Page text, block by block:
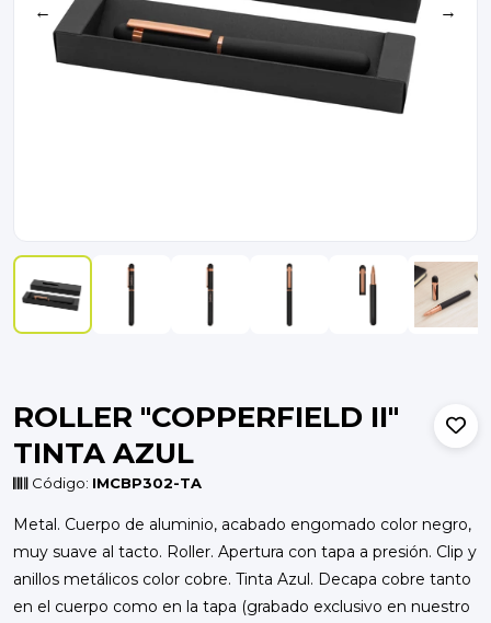
← →
ROLLER "COPPERFIELD II"
TINTA AZUL
Código: IMCBP302-TA
Metal. Cuerpo de aluminio, acabado engomado color negro,
muy suave al tacto. Roller. Apertura con tapa a presión. Clip y
anillos metálicos color cobre. Tinta Azul. Decapa cobre tanto
en el cuerpo como en la tapa (grabado exclusivo en nuestro